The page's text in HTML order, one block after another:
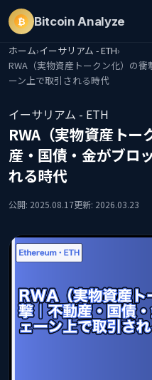
₿ Bitcoin Analyze
ホーム›イーサリアム - ETH›
RWA（実物資産トークン化）の
ーン上で取引される時代
イーサリアム - ETH
RWA（実物資産トー
産・国債・金がブロ
れる時代
公開: 2025.08.17更新: 2026.03.23